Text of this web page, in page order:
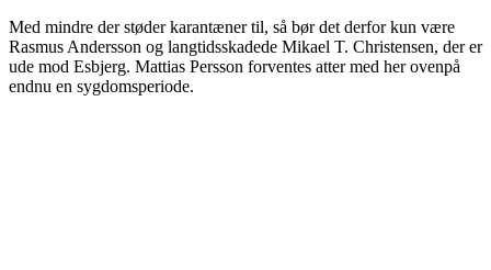
Med mindre der støder karantæner til, så bør det derfor kun være
Rasmus Andersson og langtidsskadede Mikael T. Christensen, der er
ude mod Esbjerg. Mattias Persson forventes atter med her ovenpå
endnu en sygdomsperiode.